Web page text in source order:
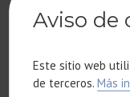
mediterráneos.
natural e
¿Qué color
Aviso de
Este sitio web
de terceros.Más